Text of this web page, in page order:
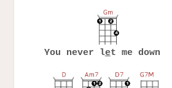
You never let me down